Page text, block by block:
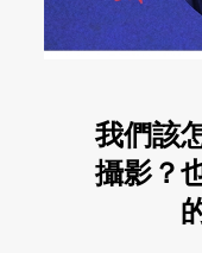
我們該
攝影？